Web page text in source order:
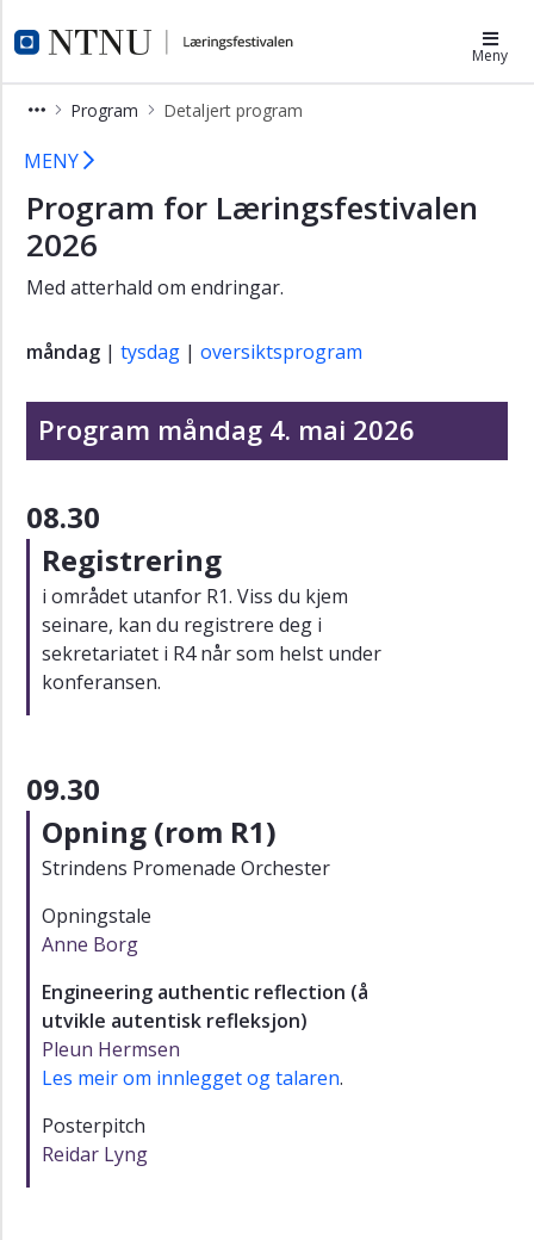
Læringsfestivalen Meny
Program Detaljert program
Detaljert program
×
Program
program
Meir
om
sesjonane
Plenumsinnlegg
og
utstillarseminar
samarbeid
Påmelding
Send
konferansebidrag
deg
bidra
som
delta
konferansar
MENY
Program for Læringsfestivalen
2026
Med atterhald om endringar.
måndag | tysdag | oversiktsprogram
Program måndag 4. mai 2026
08.30
Registrering
i området utanfor R1. Viss du kjem
seinare, kan du registrere deg i
sekretariatet i R4 når som helst under
konferansen.
09.30
Opning (rom R1)
Strindens Promenade Orchester
Opningstale
Anne Borg
Engineering authentic reflection (å
utvikle autentisk refleksjon)
Pleun Hermsen
Les meir om innlegget og talaren.
Posterpitch
Reidar Lyng